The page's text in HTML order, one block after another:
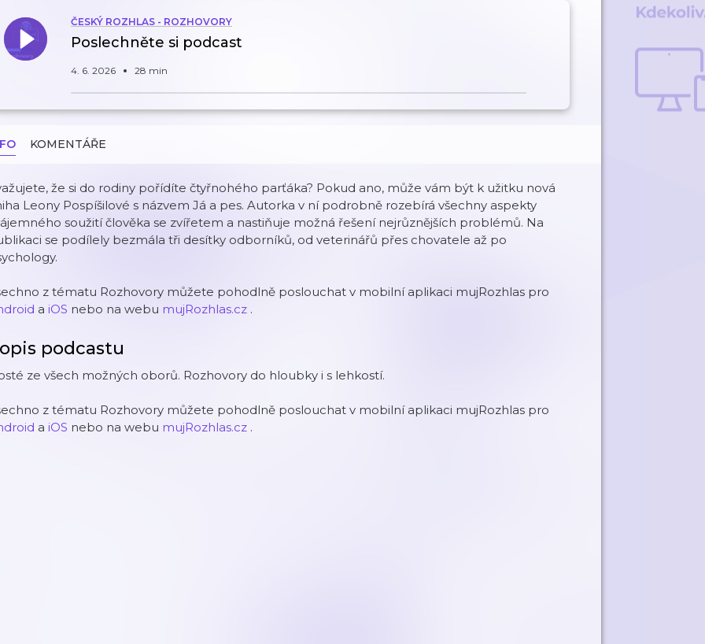
ČESKÝ ROZHLAS - ROZHOVORY
Poslechněte si podcast
4. 6. 2026 28 min
KOMENTÁŘE
že si do rodiny pořídíte čtyřnohého parťáka? Pokud ano, může vám být k užitku nová
Leony Pospíšilové s názvem Já a pes. Autorka v ní podrobně rozebírá všechny aspekty
soužití člověka se zvířetem a nastiňuje možná řešení nejrůznějších problémů. Na
se podílely bezmála tři desítky odborníků, od veterinářů přes chovatele až po
z tématu Rozhovory můžete pohodlně poslouchat v mobilní aplikaci mujRozhlas pro
a iOS nebo na webu mujRozhlas.cz .
podcastu
ze všech možných oborů. Rozhovory do hloubky i s lehkostí.
z tématu Rozhovory můžete pohodlně poslouchat v mobilní aplikaci mujRozhlas pro
a iOS nebo na webu mujRozhlas.cz .